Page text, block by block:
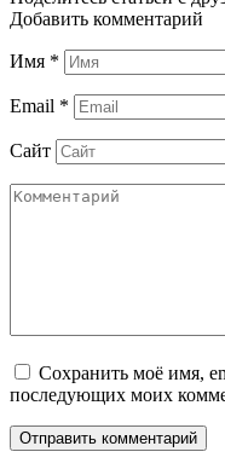
Добавить комментарий
Имя *
Email *
Сайт
Сохранить моё имя,
последующих моих